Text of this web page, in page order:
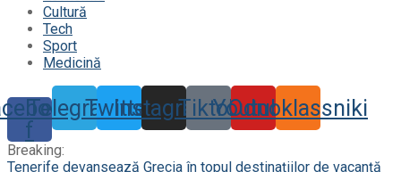
Cultură
Tech
Sport
Medicină
f
TelegramTwitter
Instagram
TiktokYoutube
Odnoklassniki
Breaking:
Tenerife devansează Grecia în topul destinațiilor de vacanță